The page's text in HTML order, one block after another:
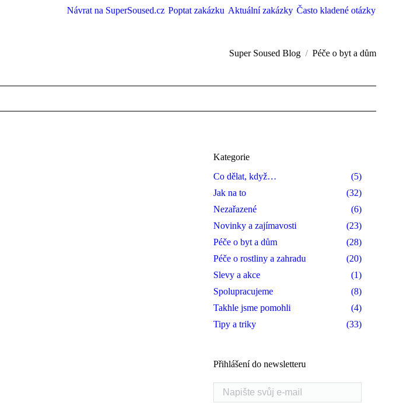
Návrat na SuperSoused.cz Poptat zakázku Aktuální zakázky Často kladené otázky
Super Soused Blog Péče o byt a dům
Kategorie
Co dělat, když…
(5)
Jak na to
(32)
Nezařazené
(6)
Novinky a zajímavosti
(23)
Péče o byt a dům
(28)
Péče o rostliny a zahradu
(20)
Slevy a akce
(1)
Spolupracujeme
(8)
Takhle jsme pomohli
(4)
Tipy a triky
(33)
Přihlášení do newsletteru